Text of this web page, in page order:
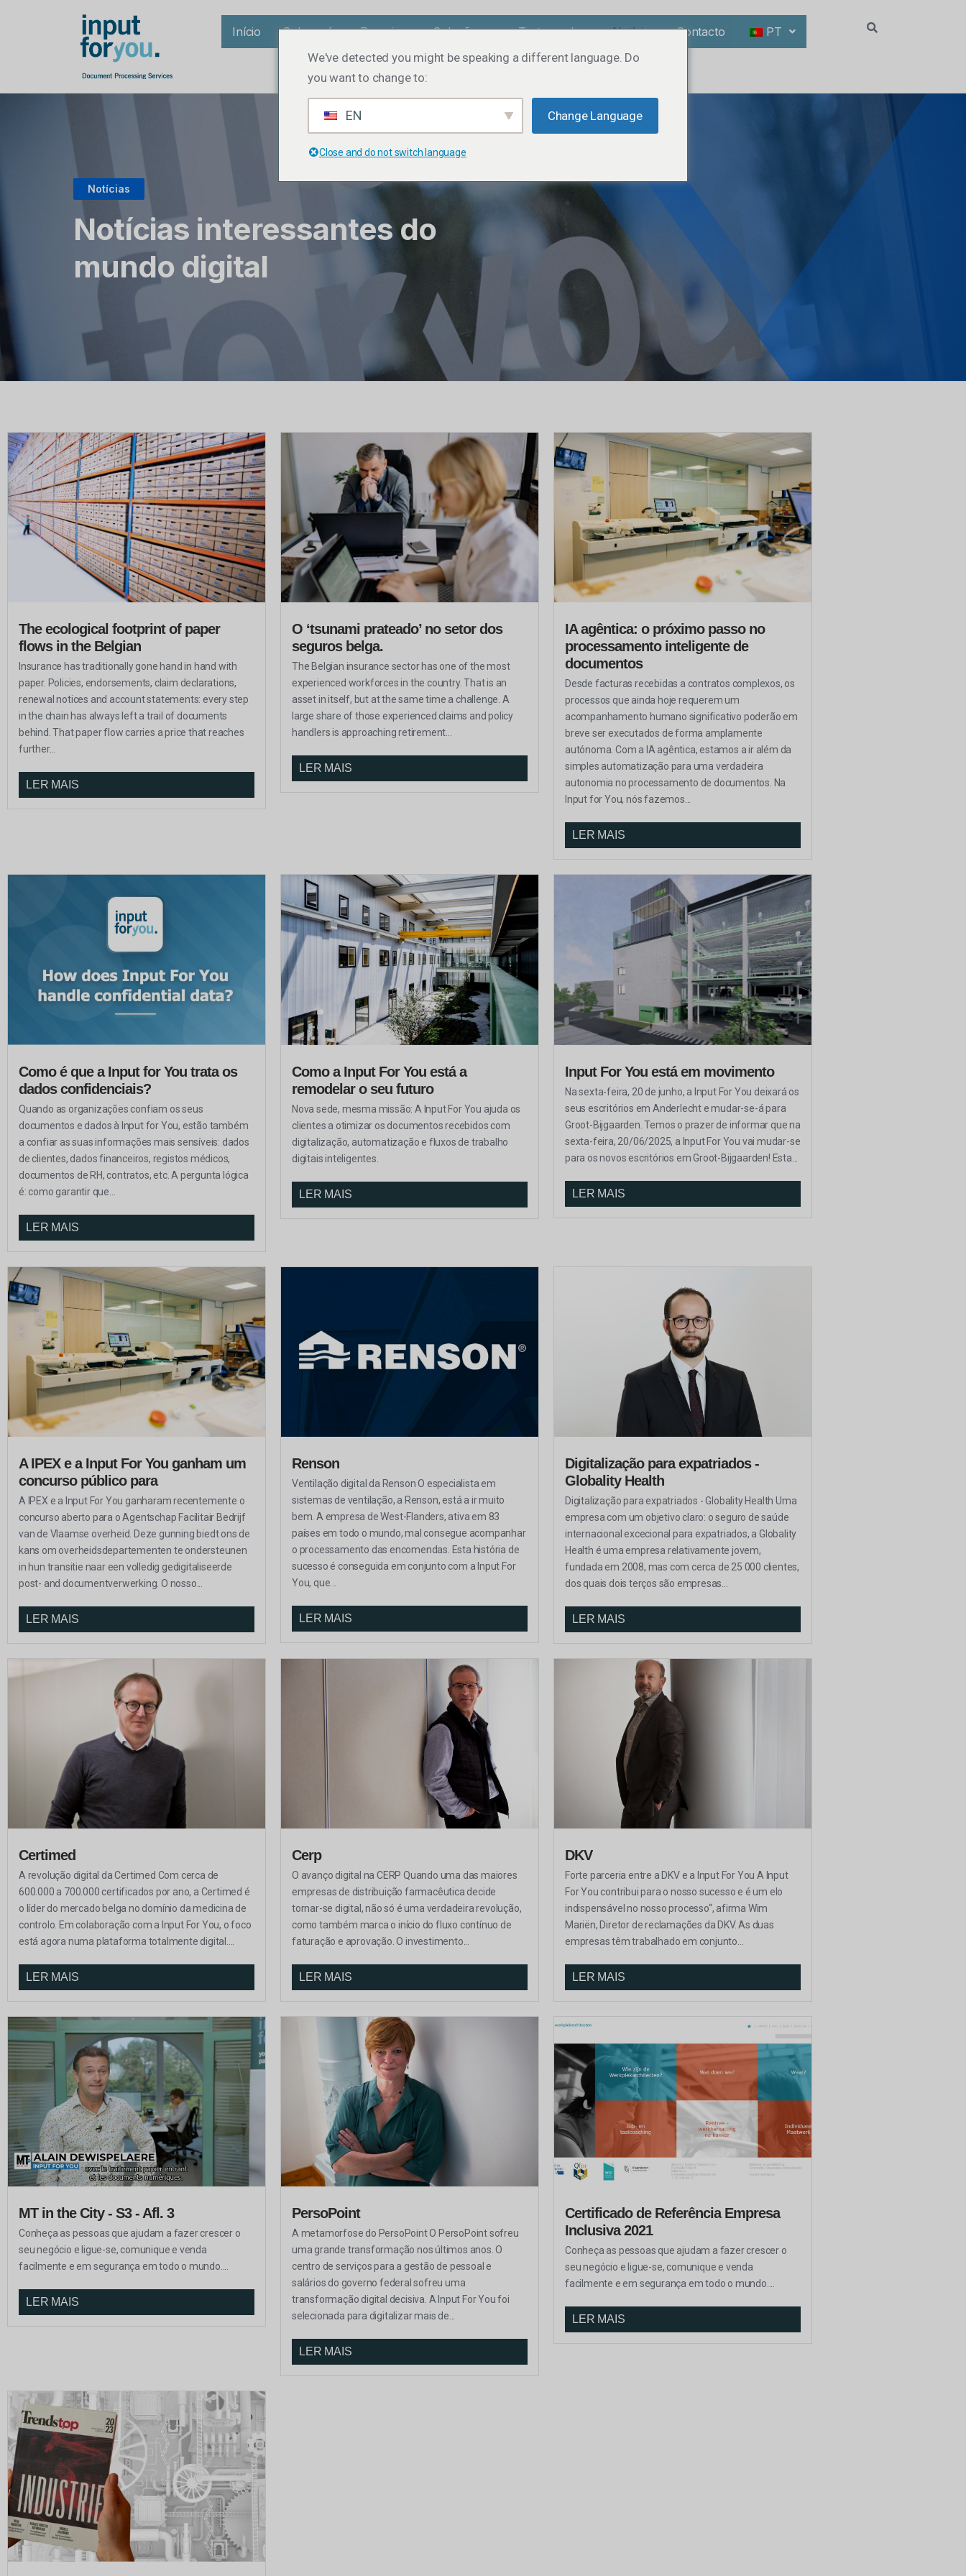
Início Sobre nós Parceiros Soluções Testemunhos Notícias Contacto PT
Notícias
Notícias interessantes do
mundo digital
The ecological footprint of paper
flows in the Belgian
Insurance has traditionally gone hand in hand with
paper. Policies, endorsements, claim declarations,
renewal notices and account statements: every step
in the chain has always left a trail of documents
behind. That paper flow carries a price that reaches
further...
LER MAIS
O ‘tsunami prateado’ no setor dos
seguros belga.
The Belgian insurance sector has one of the most
experienced workforces in the country. That is an
asset in itself, but at the same time a challenge. A
large share of those experienced claims and policy
handlers is approaching retirement...
LER MAIS
IA agêntica: o próximo passo no
processamento inteligente de
documentos
Desde facturas recebidas a contratos complexos, os
processos que ainda hoje requerem um
acompanhamento humano significativo poderão em
breve ser executados de forma amplamente
autónoma. Com a IA agêntica, estamos a ir além da
simples automatização para uma verdadeira
autonomia no processamento de documentos. Na
Input for You, nós fazemos...
LER MAIS
Como é que a Input for You trata os
dados confidenciais?
Quando as organizações confiam os seus
documentos e dados à Input for You, estão também
a confiar as suas informações mais sensíveis: dados
de clientes, dados financeiros, registos médicos,
documentos de RH, contratos, etc. A pergunta lógica
é: como garantir que...
LER MAIS
Como a Input For You está a
remodelar o seu futuro
Nova sede, mesma missão: A Input For You ajuda os
clientes a otimizar os documentos recebidos com
digitalização, automatização e fluxos de trabalho
digitais inteligentes.
LER MAIS
Input For You está em movimento
Na sexta-feira, 20 de junho, a Input For You deixará os
seus escritórios em Anderlecht e mudar-se-á para
Groot-Bijgaarden. Temos o prazer de informar que na
sexta-feira, 20/06/2025, a Input For You vai mudar-se
para os novos escritórios em Groot-Bijgaarden! Esta...
LER MAIS
A IPEX e a Input For You ganham um
concurso público para
A IPEX e a Input For You ganharam recentemente o
concurso aberto para o Agentschap Facilitair Bedrijf
van de Vlaamse overheid. Deze gunning biedt ons de
kans om overheidsdepartementen te ondersteunen
in hun transitie naar een volledig gedigitaliseerde
post- and documentverwerking. O nosso...
LER MAIS
Renson
Ventilação digital da Renson O especialista em
sistemas de ventilação, a Renson, está a ir muito
bem. A empresa de West-Flanders, ativa em 83
países em todo o mundo, mal consegue acompanhar
o processamento das encomendas. Esta história de
sucesso é conseguida em conjunto com a Input For
You, que...
LER MAIS
Digitalização para expatriados -
Globality Health
Digitalização para expatriados - Globality Health Uma
empresa com um objetivo claro: o seguro de saúde
internacional excecional para expatriados, a Globality
Health é uma empresa relativamente jovem,
fundada em 2008, mas com cerca de 25 000 clientes,
dos quais dois terços são empresas...
LER MAIS
Certimed
A revolução digital da Certimed Com cerca de
600.000 a 700.000 certificados por ano, a Certimed é
o líder do mercado belga no domínio da medicina de
controlo. Em colaboração com a Input For You, o foco
está agora numa plataforma totalmente digital....
LER MAIS
Cerp
O avanço digital na CERP Quando uma das maiores
empresas de distribuição farmacêutica decide
tornar-se digital, não só é uma verdadeira revolução,
como também marca o início do fluxo contínuo de
faturação e aprovação. O investimento...
LER MAIS
DKV
Forte parceria entre a DKV e a Input For You A Input
For You contribui para o nosso sucesso e é um elo
indispensável no nosso processo“, afirma Wim
Mariën, Diretor de reclamações da DKV. As duas
empresas têm trabalhado em conjunto...
LER MAIS
MT in the City - S3 - Afl. 3
Conheça as pessoas que ajudam a fazer crescer o
seu negócio e ligue-se, comunique e venda
facilmente e em segurança em todo o mundo....
LER MAIS
PersoPoint
A metamorfose do PersoPoint O PersoPoint sofreu
uma grande transformação nos últimos anos. O
centro de serviços para a gestão de pessoal e
salários do governo federal sofreu uma
transformação digital decisiva. A Input For You foi
selecionada para digitalizar mais de...
LER MAIS
Certificado de Referência Empresa
Inclusiva 2021
Conheça as pessoas que ajudam a fazer crescer o
seu negócio e ligue-se, comunique e venda
facilmente e em segurança em todo o mundo....
LER MAIS
We've detected you might be speaking a different language. Do
you want to change to:
EN Change Language
Close and do not switch language